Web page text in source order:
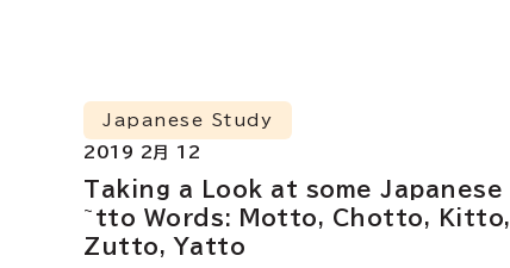
Taking a Look at some Japanese
~tto Words: Motto, Chotto, Kitto,
Zutto, Yatto
Japanese Study
2019 2月 12